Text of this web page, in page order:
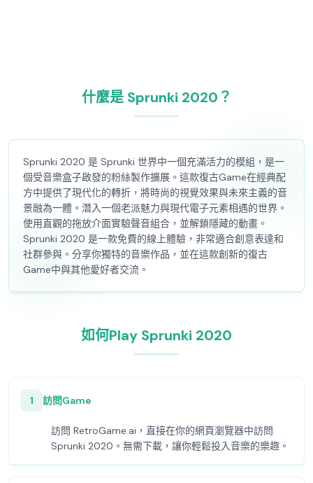
什麼是 Sprunki 2020？
Sprunki 2020 是 Sprunki 世界中一個充滿活力的模組，是一
個受音樂盒子啟發的粉絲製作擴展。這款復古Game在經典配
方中提供了現代化的轉折，將時尚的視覺效果與未來主義的音
景融為一體。潛入一個老派魅力與現代電子元素相遇的世界。
使用直觀的拖放介面實驗聲音組合，並解鎖隱藏的動畫。
Sprunki 2020 是一款免費的線上體驗，非常適合創意表達和
社群參與。分享你獨特的音樂作品，並在這款創新的復古
Game中與其他愛好者交流。
如何Play Sprunki 2020
1 訪問Game
訪問 RetroGame.ai，直接在你的網頁瀏覽器中訪問
Sprunki 2020。無需下載，讓你輕鬆投入音樂的樂趣。